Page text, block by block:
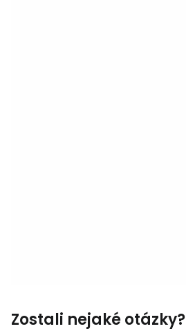
Zostali nejaké otázky?